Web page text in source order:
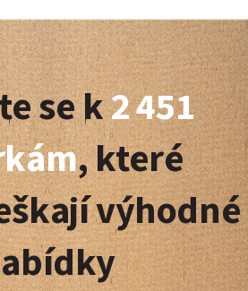
se k2 451
, které
výhodné